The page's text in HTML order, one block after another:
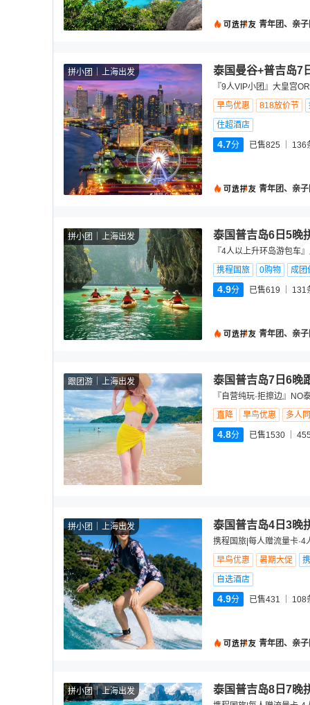
青年团、亲
拼小团 上海出发 泰国曼谷+普吉岛7
『9人VIP小团』大皇宫
早鸟优惠
818放价节
住超酒店
4.7分 已售825 136
青年团、亲
拼小团 上海出发 泰国普吉岛6日5晚
『4人以上升环岛游包车
携程国旅
0购物 成团
4.9分 已售619 131
青年团、亲
跟团游 上海出发 泰国普吉岛7日6晚
『自营纯玩·拒擦边』
直降
早鸟优惠 多人
4.8分 已售1530
拼小团 上海出发 泰国普吉岛4日3晚
携程国旅|每人赠流量卡
早鸟优惠
暑期大促
自选酒店
4.9分 已售431 108
青年团、亲
拼小团 上海出发 泰国普吉岛8日7晚